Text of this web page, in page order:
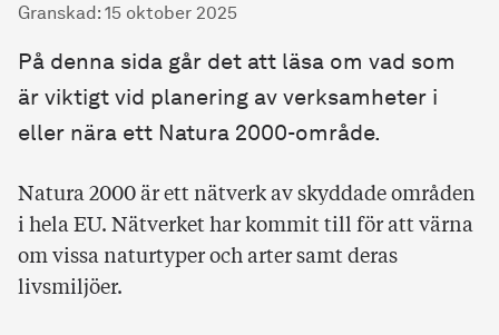
Granskad : 15 oktober 2025
På denna sida går det att läsa om vad som
är viktigt vid planering av verksamheter i
eller nära ett Natura 2000-område.
Natura 2000 är ett nätverk av skyddade områden
i hela EU. Nätverket har kommit till för att värna
om vissa naturtyper och arter samt deras
livsmiljöer.